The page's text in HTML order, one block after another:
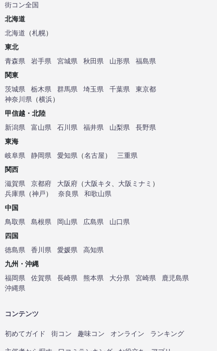
街コン全国
北海道
北海道 （札幌）
東北
青森県
岩手県 宮城県 秋田県 山形県
福島県
関東
茨城県
栃木県 群馬県 埼玉県 千葉県
東京都
神奈川県 （横浜）
甲信越・北陸
新潟県
富山県 石川県 福井県 山梨県
長野県
東海
岐阜県
静岡県 愛知県 （名古屋）
三重県
関西
滋賀県
京都府 大阪府 （大阪キタ 大阪ミナミ ）
兵庫県 （神戸） 奈良県
和歌山県
中国
鳥取県
島根県 岡山県 広島県
山口県
四国
徳島県
香川県 愛媛県
高知県
九州・沖縄
福岡県
佐賀県 長崎県 熊本県 大分県 宮崎県
鹿児島県
沖縄県
コンテンツ
初めてガイド 街コン 趣味コン オンライン ランキング